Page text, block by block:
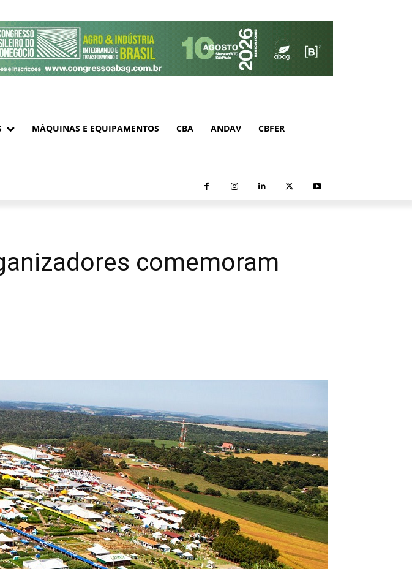
MÁQUINAS E EQUIPAMENTOS CBA ANDAV CBFER
comemoram